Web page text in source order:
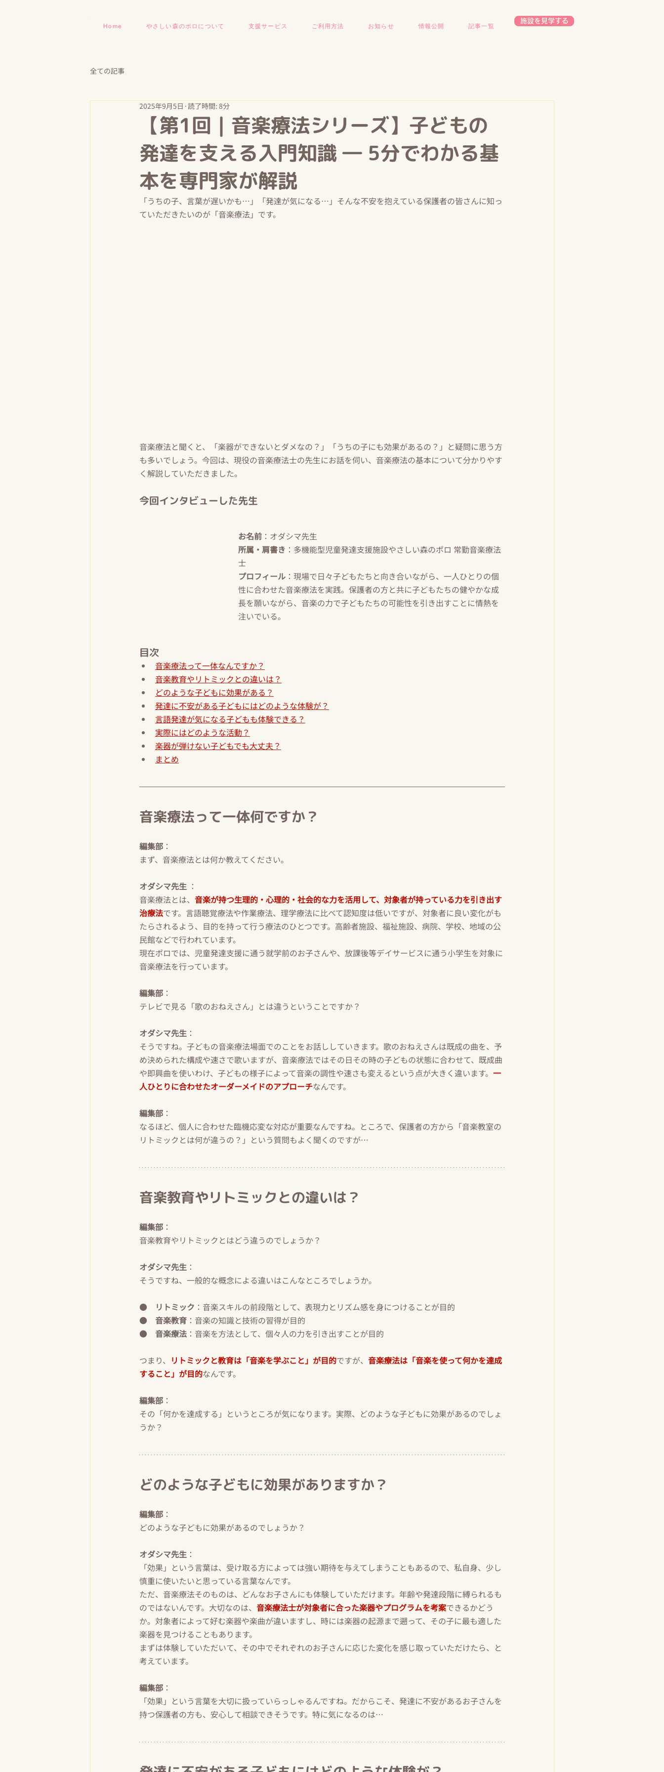
Home やさしい森のポロについて 支援サービス ご利用方法 お知らせ 情報公開 記事一覧
施設を見学する
全ての記事
【第1回｜音楽療法シリーズ】子どもの
発達を支える入門知識 ― 5分でわかる基
本を専門家が解説
2025年9月5日 読了時間: 8分
「うちの子、言葉が遅いかも…」「発達が気になる…」そんな不安を抱えている保護者の皆さんに知っ
ていただきたいのが「音楽療法」です。
音楽療法と聞くと、「楽器ができないとダメなの？」「うちの子にも効果があるの？」と疑問に思う方
も多いでしょう。今回は、現役の音楽療法士の先生にお話を伺い、音楽療法の基本について分かりやす
く解説していただきました。
今回インタビューした先生
お名前 ：オダシマ先生
所属・肩書き ：多機能型児童発達支援施設やさしい森のポロ 常勤音楽療法
士
プロフィール ：現場で日々子どもたちと向き合いながら、一人ひとりの個
性に合わせた音楽療法を実践。保護者の方と共に子どもたちの健やかな成
長を願いながら、音楽の力で子どもたちの可能性を引き出すことに情熱を
注いでいる。
目次
音楽療法って一体なんですか？
音楽教育やリトミックとの違いは？
どのような子どもに効果がある？
発達に不安がある子どもにはどのような体験が？
言語発達が気になる子どもも体験できる？
実際にはどのような活動？
楽器が弾けない子どもでも大丈夫？
まとめ
音楽療法って一体何ですか？
編集部 ：
まず、音楽療法とは何か教えてください。
オダシマ先生 ：
音楽療法とは、 音楽が持つ生理的・心理的・社会的な力を活用して、対象者が持っている力を引き出す
治療法です。言語聴覚療法や作業療法、理学療法に比べて認知度は低いですが、対象者に良い変化がも
たらされるよう、目的を持って行う療法のひとつです。高齢者施設、福祉施設、病院、学校、地域の公
民館などで行われています。
現在ポロでは、児童発達支援に通う就学前のお子さんや、放課後等デイサービスに通う小学生を対象に
音楽療法を行っています。
編集部 ：
テレビで見る「歌のおねえさん」とは違うということですか？
オダシマ先生 ：
そうですね。子どもの音楽療法場面でのことをお話ししていきます。歌のおねえさんは既成の曲を、予
め決められた構成や速さで歌いますが、音楽療法ではその日その時の子どもの状態に合わせて、既成曲
や即興曲を使いわけ、子どもの様子によって音楽の調性や速さも変えるという点が大きく違います。 一
人ひとりに合わせたオーダーメイドのアプローチなんです。
編集部 ：
なるほど、個人に合わせた臨機応変な対応が重要なんですね。ところで、保護者の方から「音楽教室の
リトミックとは何が違うの？」という質問もよく聞くのですが…
音楽教育やリトミックとの違いは？
編集部 ：
音楽教育やリトミックとはどう違うのでしょうか？
オダシマ先生 ：
そうですね、一般的な概念による違いはこんなところでしょうか。
● リトミック ：音楽スキルの前段階として、表現力とリズム感を身につけることが目的
● 音楽教育 ：音楽の知識と技術の習得が目的
● 音楽療法 ：音楽を方法として、個々人の力を引き出すことが目的
つまり、 リトミックと教育は「音楽を学ぶこと」が目的ですが、 音楽療法は「音楽を使って何かを達成
すること」が目的なんです。
編集部 ：
その「何かを達成する」というところが気になります。実際、どのような子どもに効果があるのでしょ
うか？
どのような子どもに効果がありますか？
編集部 ：
どのような子どもに効果があるのでしょうか？
オダシマ先生 ：
「効果」という言葉は、受け取る方によっては強い期待を与えてしまうこともあるので、私自身、少し
慎重に使いたいと思っている言葉なんです。
ただ、音楽療法そのものは、どんなお子さんにも体験していただけます。年齢や発達段階に縛られるも
のではないんです。大切なのは、 音楽療法士が対象者に合った楽器やプログラムを考案できるかどう
か。対象者によって好む楽器や楽曲が違いますし、時には楽器の起源まで遡って、その子に最も適した
楽器を見つけることもあります。
まずは体験していただいて、その中でそれぞれのお子さんに応じた変化を感じ取っていただけたら、と
考えています。
編集部 ：
「効果」という言葉を大切に扱っていらっしゃるんですね。だからこそ、発達に不安があるお子さんを
持つ保護者の方も、安心して相談できそうです。特に気になるのは…